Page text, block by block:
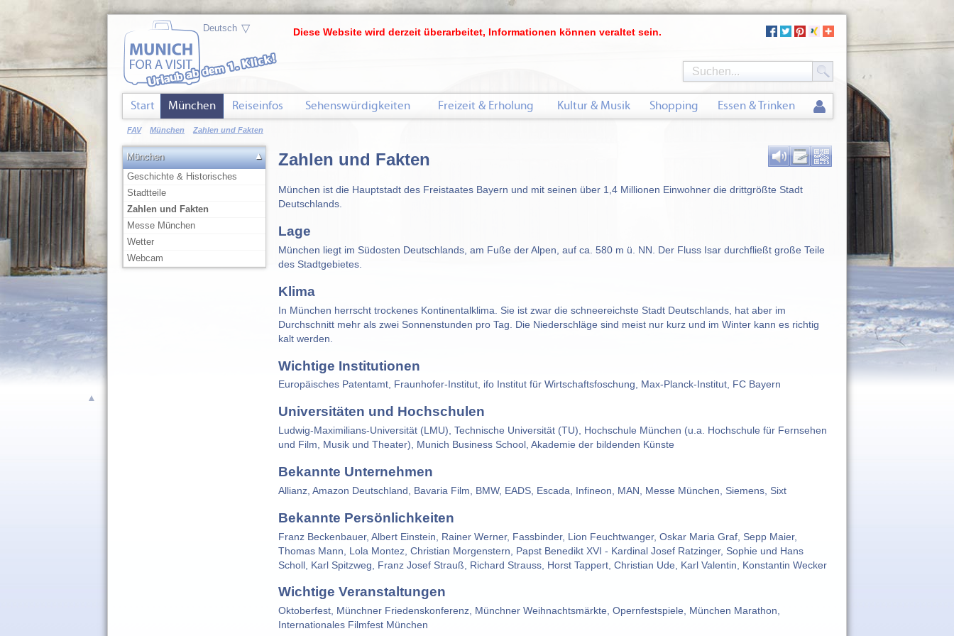
▲
Zahlen und Fakten
München ist die Hauptstadt des Freistaates Bayern und mit seinen über 1,4 Millionen Einwohner die drittgrößte Stadt
Deutschlands.
Lage
München liegt im Südosten Deutschlands, am Fuße der Alpen, auf ca. 580 m ü. NN. Der Fluss Isar durchfließt große Teile
des Stadtgebietes.
Klima
In München herrscht trockenes Kontinentalklima. Sie ist zwar die schneereichste Stadt Deutschlands, hat aber im
Durchschnitt mehr als zwei Sonnenstunden pro Tag. Die Niederschläge sind meist nur kurz und im Winter kann es richtig
kalt werden.
Wichtige Institutionen
Europäisches Patentamt, Fraunhofer-Institut, ifo Institut für Wirtschaftsfoschung, Max-Planck-Institut, FC Bayern
Universitäten und Hochschulen
Ludwig-Maximilians-Universität (LMU), Technische Universität (TU), Hochschule München (u.a. Hochschule für Fernsehen
und Film, Musik und Theater), Munich Business School, Akademie der bildenden Künste
Bekannte Unternehmen
Allianz, Amazon Deutschland, Bavaria Film, BMW, EADS, Escada, Infineon, MAN, Messe München, Siemens, Sixt
Bekannte Persönlichkeiten
Franz Beckenbauer, Albert Einstein, Rainer Werner, Fassbinder, Lion Feuchtwanger, Oskar Maria Graf, Sepp Maier,
Thomas Mann, Lola Montez, Christian Morgenstern, Papst Benedikt XVI - Kardinal Josef Ratzinger, Sophie und Hans
Scholl, Karl Spitzweg, Franz Josef Strauß, Richard Strauss, Horst Tappert, Christian Ude, Karl Valentin, Konstantin Wecker
Wichtige Veranstaltungen
Oktoberfest, Münchner Friedenskonferenz, Münchner Weihnachtsmärkte, Opernfestspiele, München Marathon,
Internationales Filmfest München
München
▲
Geschichte & Historisches
Stadtteile
Zahlen und Fakten
Messe München
Wetter
Webcam
Diese Website wird derzeit überarbeitet, Informationen können veraltet sein.
▽
FAV München Zahlen und Fakten
Start München Reiseinfos Sehenswürdigkeiten Freizeit & Erholung Kultur & Musik Shopping Essen & Trinken